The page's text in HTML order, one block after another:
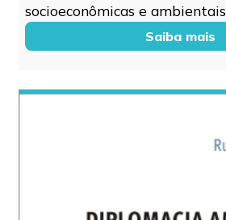
socioeconômicas e ambientais
Saiba mais